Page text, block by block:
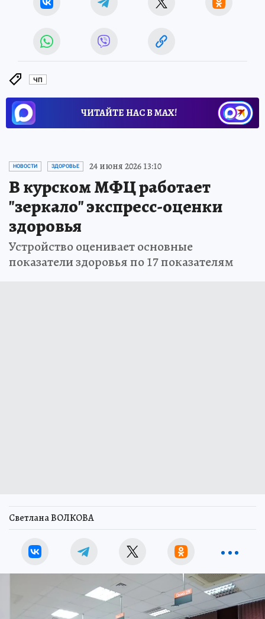
ЧП
ЧИТАЙТЕ НАС В МАХ!
НОВОСТИ ЗДОРОВЬЕ 24 июня 2026 13:10
В курском МФЦ работает
"зеркало" экспресс-оценки
здоровья
Устройство оценивает основные
показатели здоровья по 17 показателям
Светлана ВОЛКОВА